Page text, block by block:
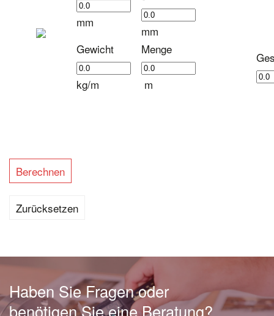
mm
mm
Gewicht
kg/m
Menge
m
Haben Sie Fragen oder
benötigen Sie eine Beratung?